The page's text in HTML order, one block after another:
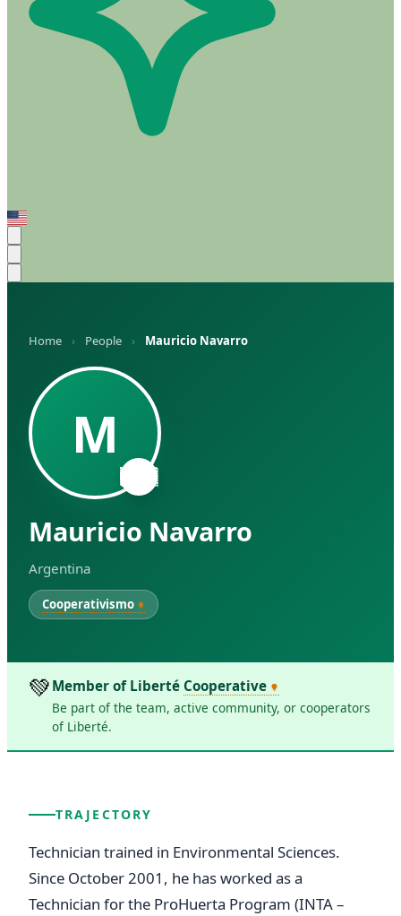
Home › People › Mauricio Navarro
M
🇦🇷
Mauricio Navarro
Argentina
Cooperativismo
💚 Member of Liberté Cooperative
Be part of the team, active community, or cooperators
of Liberté.
TRAJECTORY
Technician trained in Environmental Sciences.
Since October 2001, he has worked as a
Technician for the ProHuerta Program (INTA –